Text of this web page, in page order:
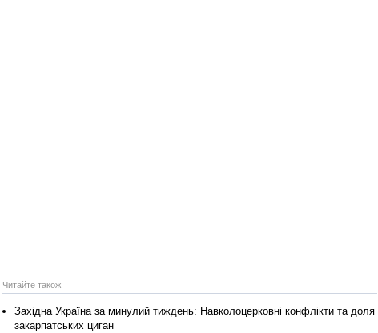
Читайте також
Західна Україна за минулий тиждень: Навколоцерковні конфлікти та доля
закарпатських циган